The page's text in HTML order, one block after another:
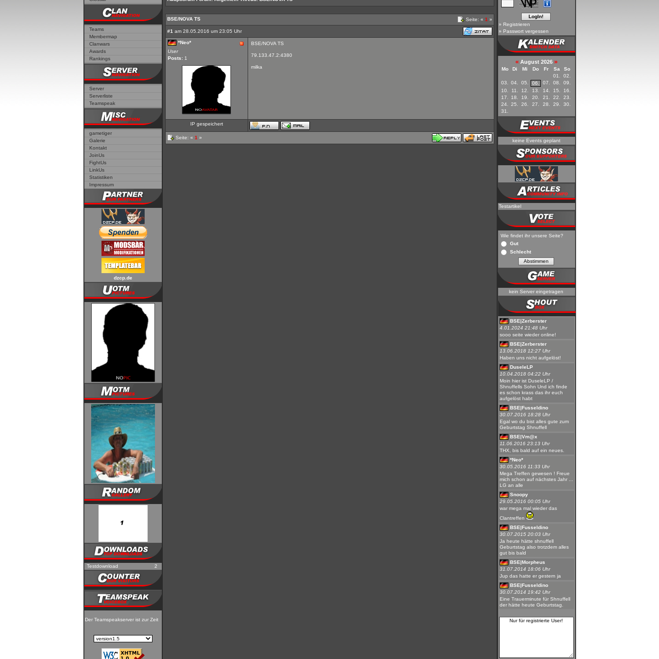
Teams
Membermap
Clanwars
Awards
Rankings
Server
Serverliste
Teamspeak
gametiger
Galerie
Kontakt
JoinUs
FightUs
LinkUs
Statistiken
Impressum
dzcp.de
Testdownload 2
Der Teamspeakserver ist zur Zeit nicht erreichbar!
BSE/NOVA TS Seite: « 1 »
#1 am 28.05.2016 um 23:05 Uhr
*Neo*
User
Posts:1
BSE/NOVA TS
79.133.47.2:4380
milka
IP gespeichert
Seite: « 1 »
» Registrieren
» Passwort vergessen
« August 2026 »
Mo Di Mi Do Fr Sa
So
01.
02.
03.
04. 05. 06. 07. 08.
09.
10.
11. 12. 13. 14. 15.
16.
17.
18. 19. 20. 21. 22.
23.
24.
25. 26. 27. 28. 29.
30.
31.
keine Events geplant
Testartikel
Wie findet ihr unsere Seite?
Gut
Schlecht
kein Server eingetragen
BSE|Zerberster
4.01.2024 21:48 Uhr
sooo seite wieder online!
BSE|Zerberster
13.06.2018 12:27 Uhr
Haben uns nicht aufgelöst!
DuseleLP
10.04.2018 04:22 Uhr
Moin hier ist DuseleLP /
Shnuffells Sohn Und ich finde
es schon krass das ihr euch
aufgelöst habt
BSE|Fusseldino
30.07.2016 18:28 Uhr
Egal wo du bist alles gute zum
Geburtstag Shnuffell
BSE|Vm@x
11.06.2016 23:13 Uhr
THX, bis bald auf ein neues.
*Neo*
30.05.2016 11:33 Uhr
Mega Treffen gewesen ! Freue
mich schon auf nächstes Jahr ...
LG an alle
Snoopy
29.05.2016 00:05 Uhr
war mega mal wieder das
Clantreffen
BSE|Fusseldino
30.07.2015 20:03 Uhr
Ja heute hätte shnuffell
Geburtstag also trotzdem alles
gut bis bald
BSE|Morpheus
31.07.2014 18:06 Uhr
Jup das hatte er gestern ja
BSE|Fusseldino
30.07.2014 19:42 Uhr
Eine Trauerminute für Shnuffell
der hätte heute Geburtstag.